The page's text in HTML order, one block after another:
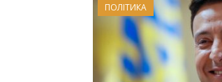
ПОЛІТИКА